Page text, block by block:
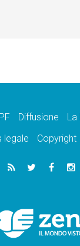
Diffusione
legale
Copyright